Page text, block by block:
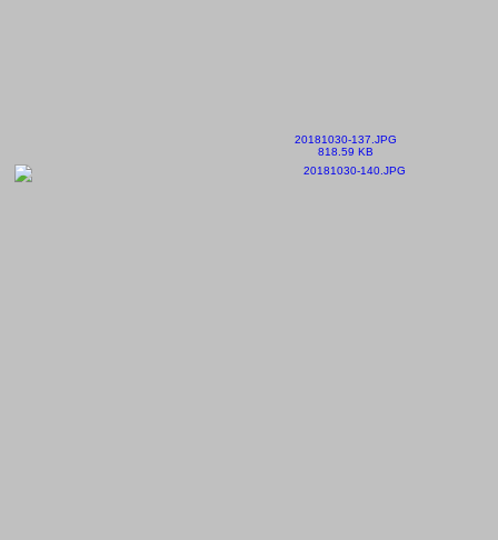
20181030-137.JPG
818.59 KB